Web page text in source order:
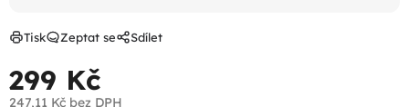
299 Kč
247,11 Kč bez DPH
Tisk Zeptat se Sdílet